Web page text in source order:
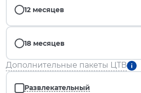
12 месяцев
18 месяцев
Дополнительные пакеты ЦТВ
Развлекательный